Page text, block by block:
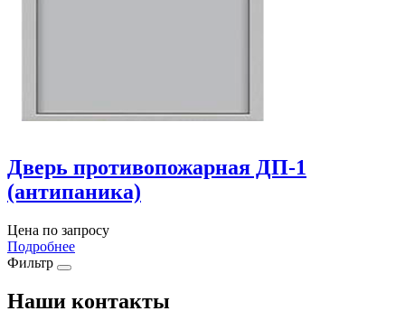
Дверь противопожарная ДП-1
(антипаника)
Цена по запросу
Подробнее
Фильтр
Наши контакты